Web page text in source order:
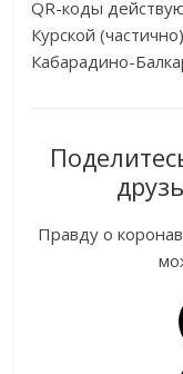
QR-коды
Курской
Кабарадино-
Правду о